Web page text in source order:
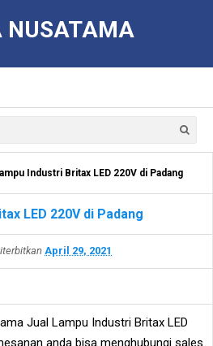
NUSATAMA
Industri Britax LED 220V di Padang
LED 220V di Padang
April 29, 2021
Jual Lampu Industri Britax LED
anda bisa menghubungi sales